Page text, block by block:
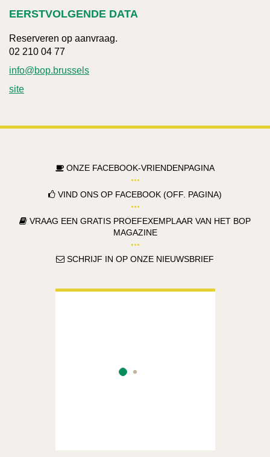
EERSTVOLGENDE DATA
Reserveren op aanvraag.
02 210 04 77
info@bop.brussels
site
ONZE FACEBOOK-VRIENDENPAGINA
VIND ONS OP FACEBOOK (OFF. PAGINA)
VRAAG EEN GRATIS PROEFEXEMPLAAR VAN HET BOP
MAGAZINE
SCHRIJF IN OP ONZE NIEUWSBRIEF